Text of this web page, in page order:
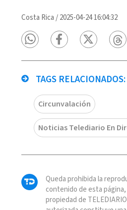
Costa Rica /2025-04-24 16:04:32
TAGS RELACIONADOS:
Circunvalación
Noticias Telediario En
Queda prohibida la
contenido de esta
propiedad de